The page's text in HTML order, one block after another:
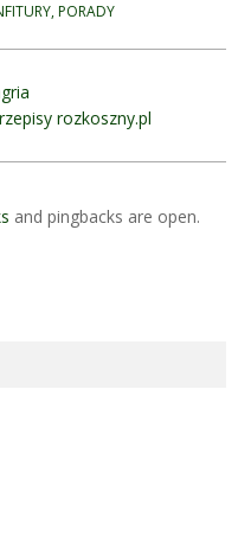
,PORADY
rozkoszny.pl
and pingbacks are open.